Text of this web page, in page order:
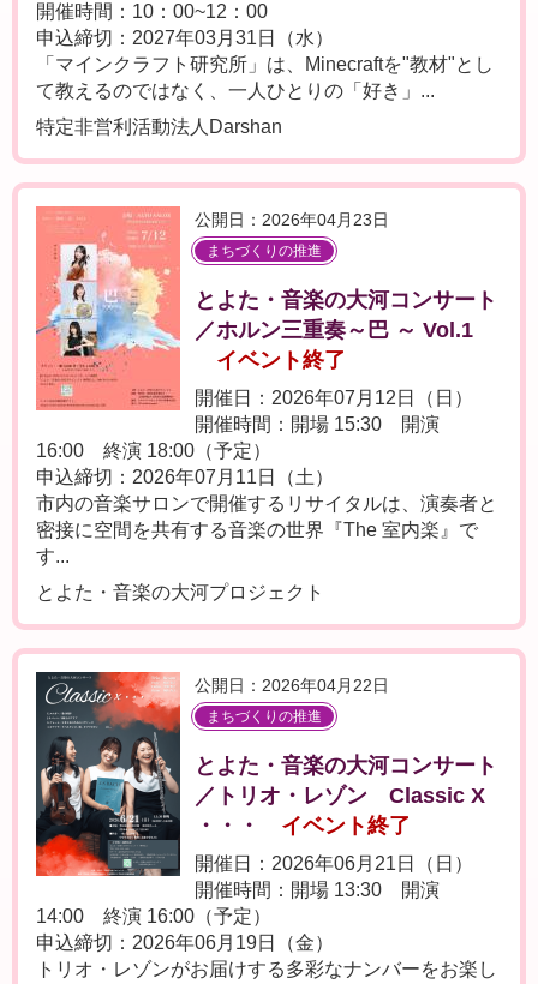
開催時間：10：00~12：00
申込締切：2027年03月31日（水）
「マインクラフト研究所」は、Minecraftを"教材"とし
て教えるのではなく、一人ひとりの「好き」...
特定非営利活動法人Darshan
公開日：2026年04月23日
まちづくりの推進
とよた・音楽の大河コンサート
／ホルン三重奏～巴 ～ Vol.1
イベント終了
開催日：2026年07月12日（日）
開催時間：開場 15:30 開演
16:00 終演 18:00（予定）
申込締切：2026年07月11日（土）
市内の音楽サロンで開催するリサイタルは、演奏者と
密接に空間を共有する音楽の世界『The 室内楽』で
す...
とよた・音楽の大河プロジェクト
公開日：2026年04月22日
まちづくりの推進
とよた・音楽の大河コンサート
／トリオ・レゾン Classic X
・・・
イベント終了
開催日：2026年06月21日（日）
開催時間：開場 13:30 開演
14:00 終演 16:00（予定）
申込締切：2026年06月19日（金）
トリオ・レゾンがお届けする多彩なナンバーをお楽し